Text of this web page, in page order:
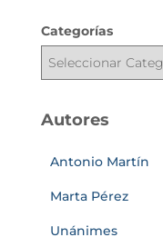
Categorías
Autores
Antonio Martín
Marta Pérez
Unánimes